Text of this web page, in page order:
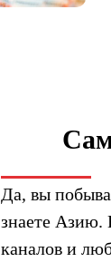
Да, вы
знаете Азию.
каналов и